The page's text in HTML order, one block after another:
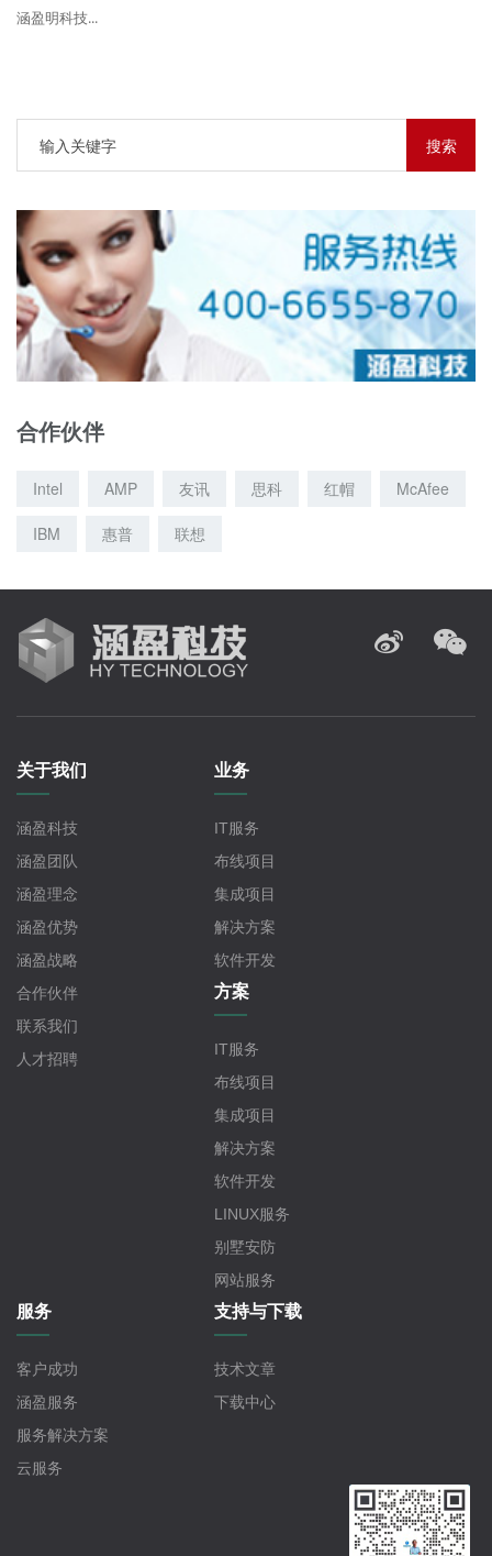
涵盈明科技...
合作伙伴
Intel AMP 友讯 思科 红帽 McAfee
IBM 惠普 联想
关于我们
涵盈科技
涵盈团队
涵盈理念
涵盈优势
涵盈战略
合作伙伴
联系我们
人才招聘
业务
IT服务
布线项目
集成项目
解决方案
软件开发
方案
IT服务
布线项目
集成项目
解决方案
软件开发
LINUX服务
别墅安防
网站服务
服务
客户成功
涵盈服务
服务解决方案
云服务
支持与下载
技术文章
下载中心